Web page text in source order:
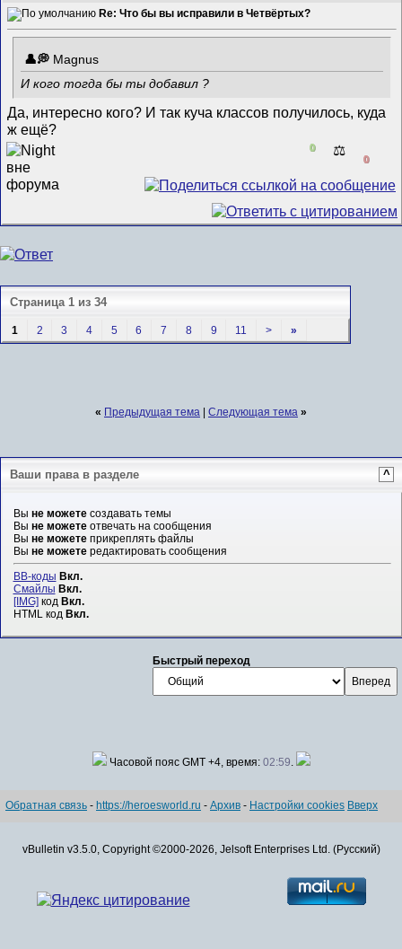
Re: Что бы вы исправили в Четвёртых?
Magnus
И кого тогда бы ты добавил ?
Да, интересно кого? И так куча классов получилось, куда
ж ещё?
0 ⚖️
0
Страница 1 из 34
1 2 3 4 5 6 7 8 9 11 > »
« Предыдущая тема | Следующая тема »
Ваши права в разделе ^
Вы не можетесоздавать темы
Вы не можетеотвечать на сообщения
Вы не можетеприкреплять файлы
Вы не можетередактировать сообщения
BB-коды Вкл.
Смайлы Вкл.
[IMG] код Вкл.
HTML код Вкл.
Быстрый переход
Часовой пояс GMT +4, время: 02:59
Обратная связь - https://heroesworld.ru - Архив - Настройки cookies Вверх
vBulletin v3.5.0, Copyright ©2000-2026, Jelsoft Enterprises Ltd. (Русский)